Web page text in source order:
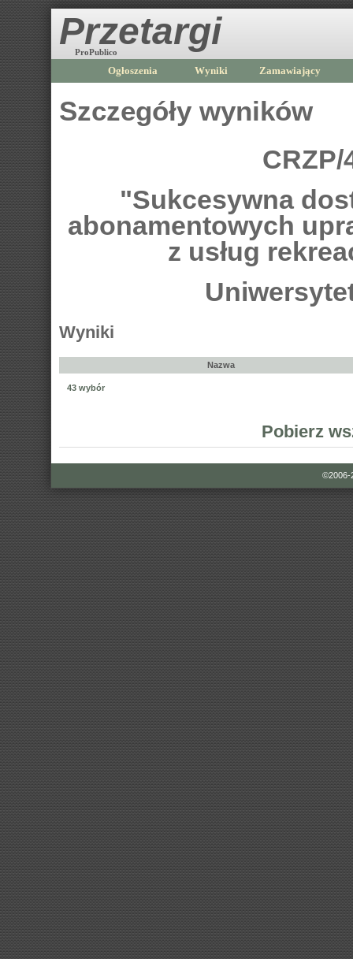
Przetargi
ProPublico
Ogłoszenia Wyniki Zamawiający
Szczegóły wyników
CRZP/
"Sukcesywna
abonamentowych
z usług
Wyniki
Nazwa
43 wybór
Pobierz
©2006-